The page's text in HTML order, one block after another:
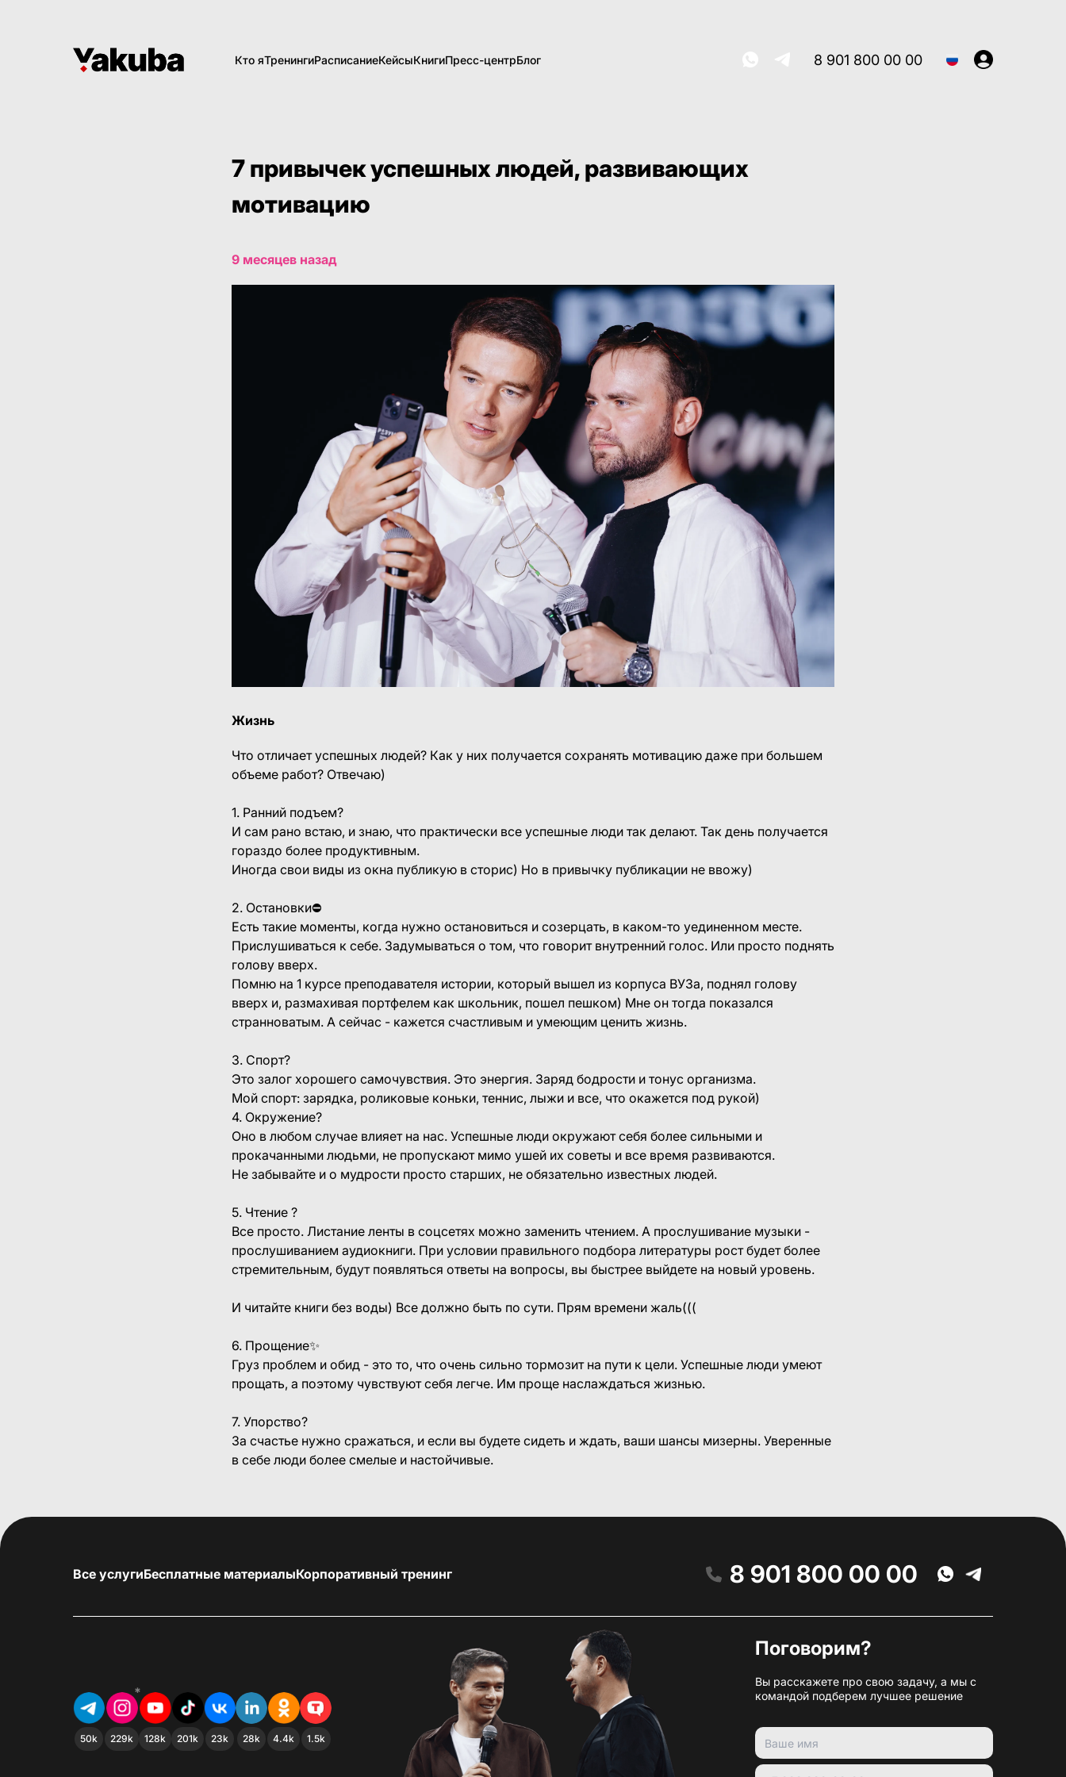
Кто яТренингиРасписаниеКейсыКнигиПресс-центрБлог 8 901 800 00 00
7 привычек успешных людей, развивающих
мотивацию
9 месяцев назад
Жизнь
Что отличает успешных людей? Как у них получается сохранять мотивацию даже при большем
объеме работ? Отвечаю)
1. Ранний подъем?⠀
И сам рано встаю, и знаю, что практически все успешные люди так делают. Так день получается
гораздо более продуктивным.
Иногда свои виды из окна публикую в сторис) Но в привычку публикации не ввожу)
2. Остановки⛔
Есть такие моменты, когда нужно остановиться и созерцать, в каком-то уединенном месте.
Прислушиваться к себе. Задумываться о том, что говорит внутренний голос. Или просто поднять
голову вверх.
Помню на 1 курсе преподавателя истории, который вышел из корпуса ВУЗа, поднял голову
вверх и, размахивая портфелем как школьник, пошел пешком) Мне он тогда показался
странноватым. А сейчас - кажется счастливым и умеющим ценить жизнь.
3. Спорт?
Это залог хорошего самочувствия. Это энергия. Заряд бодрости и тонус организма.
Мой спорт: зарядка, роликовые коньки, теннис, лыжи и все, что окажется под рукой)
4. Окружение?
Оно в любом случае влияет на нас. Успешные люди окружают себя более сильными и
прокачанными людьми, не пропускают мимо ушей их советы и все время развиваются.
Не забывайте и о мудрости просто старших, не обязательно известных людей.
5. Чтение ?⠀
Все просто. Листание ленты в соцсетях можно заменить чтением. А прослушивание музыки -
прослушиванием аудиокниги. При условии правильного подбора литературы рост будет более
стремительным, будут появляться ответы на вопросы, вы быстрее выйдете на новый уровень.
И читайте книги без воды) Все должно быть по сути. Прям времени жаль(((
6. Прощение✨
Груз проблем и обид - это то, что очень сильно тормозит на пути к цели. Успешные люди умеют
прощать, а поэтому чувствуют себя легче. Им проще наслаждаться жизнью.
7. Упорство?
За счастье нужно сражаться, и если вы будете сидеть и ждать, ваши шансы мизерны. Уверенные
в себе люди более смелые и настойчивые.
Все услугиБесплатные материалыКорпоративный тренинг 8 901 800 00 00
50k
*
229k 128k 201k 23k 28k 4.4k 1.5k
Поговорим?
Вы расскажете про свою задачу, а мы с
командой подберем лучшее решение